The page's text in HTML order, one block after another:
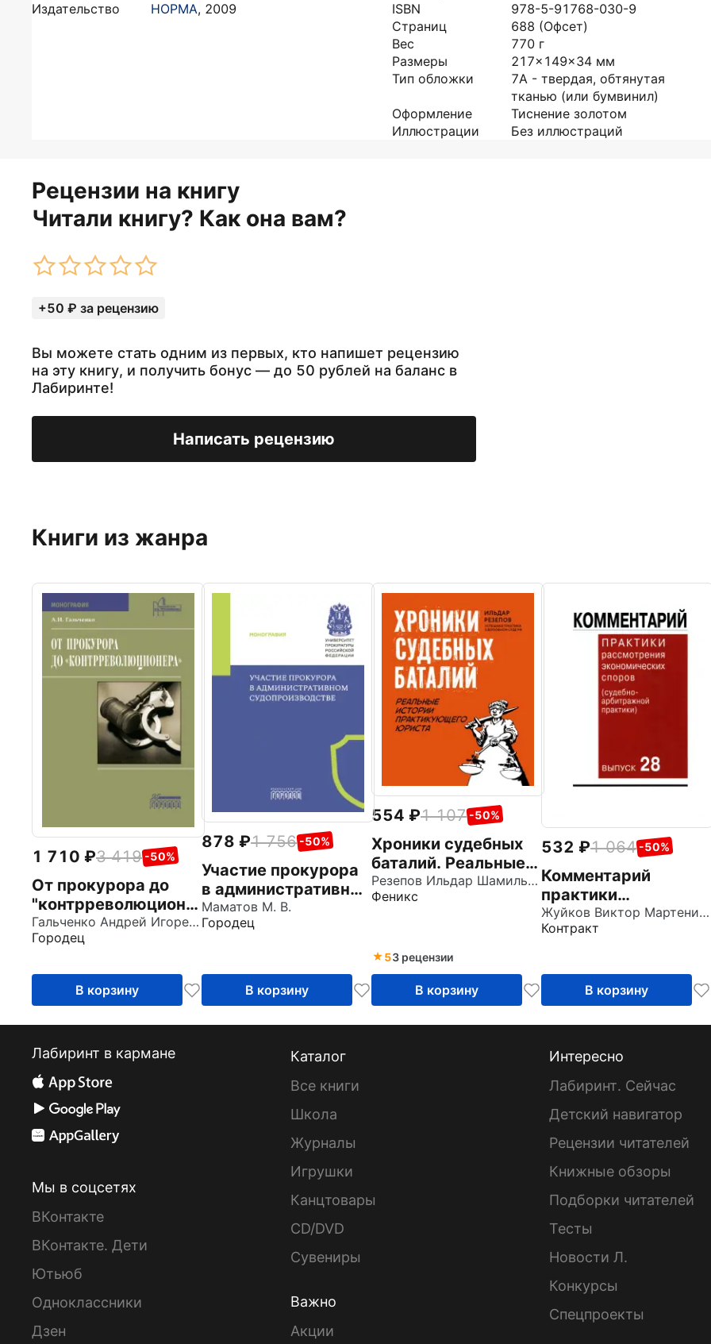
Издательство
НОРМА, 2009
ISBN
978-5-91768-030-9
Страниц
688 (Офсет)
Вес
770 г
Размеры
217x149x34 мм
Тип обложки
7А - твердая, обтянутая
тканью (или бумвинил)
Оформление
Тиснение золотом
Иллюстрации
Без иллюстраций
Рецензии на книгу
Читали книгу? Как она вам?
+50 ₽ за рецензию
Вы можете стать одним из первых, кто напишет рецензию
на эту книгу, и получить бонус — до 50 рублей на баланс в
Лабиринте!
Написать рецензию
Книги из жанра
1 710 3 419 -50%
От прокурора до
"контрреволюционе
ра". Монография
Гальченко Андрей Игоревич
Городец
В корзину
878 1 756 -50%
Участие прокурора
в административном
судопроизводстве.
Монография
Маматов М. В.
Городец
В корзину
554 1 107 -50%
Хроники судебных
баталий. Реальные
истории
практикующего
Резепов Ильдар Шамильевич
Феникс
53 рецензии
В корзину
532 1 064 -50%
Комментарий
практики
рассмотрения
экономических
арбитражной
практики). Выпуск
28
Жуйков Виктор Мартенианович
Контракт
В корзину
Лабиринт в кармане
Мы в соцсетях
ВКонтакте
ВКонтакте. Дети
Ютьюб
Одноклассники
Дзен
Каталог
Все книги
Школа
Журналы
Игрушки
Канцтовары
CD/DVD
Сувениры
Важно
Акции
Интересно
Лабиринт. Сейчас
Детский навигатор
Рецензии читателей
Книжные обзоры
Подборки читателей
Тесты
Новости Л.
Конкурсы
Спецпроекты